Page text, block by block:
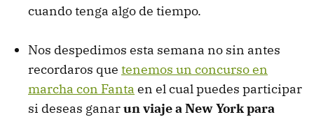
cuando tenga algo de tiempo.
Nos despedimos esta semana no sin antes
recordaros que tenemos un concurso en
marcha con Fanta en el cual puedes participar
si deseas ganarun viaje a New York para